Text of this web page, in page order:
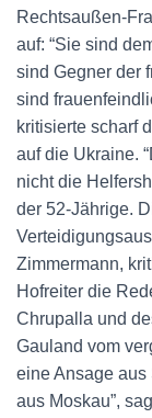
Rechtsaußen-
auf: “Sie sind
sind Gegner der
sind
kritisierte scharf
auf die Ukraine.
nicht die
der 52-Jährige.
Zimmermann,
Hofreiter die
Chrupalla und
Gauland vom
eine Ansage
aus Moskau”,